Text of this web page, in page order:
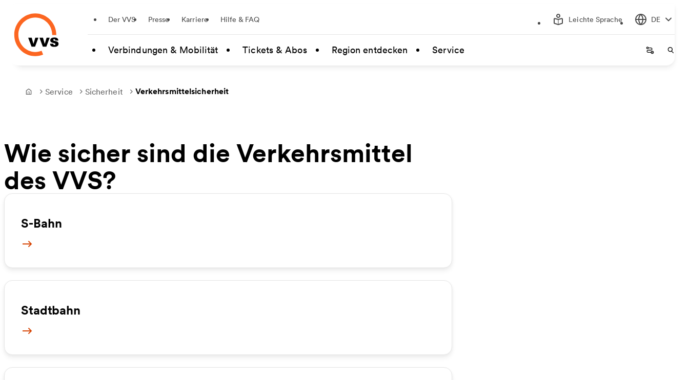
Zum Hauptinhalt springen
Der VVS Presse Karriere Hilfe & FAQ Leichte Sprache DE
Verbindungen & Mobilität Tickets & Abos Region entdecken Service Startseite
Frontpage
Service Sicherheit Verkehrsmittelsicherheit
Wie sicher sind die Verkehrsmittel
des VVS?
S-Bahn
Mehr Informationen
Stadtbahn
Mehr Informationen